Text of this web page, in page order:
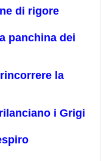
di rigore
panchina dei
la
i Grigi